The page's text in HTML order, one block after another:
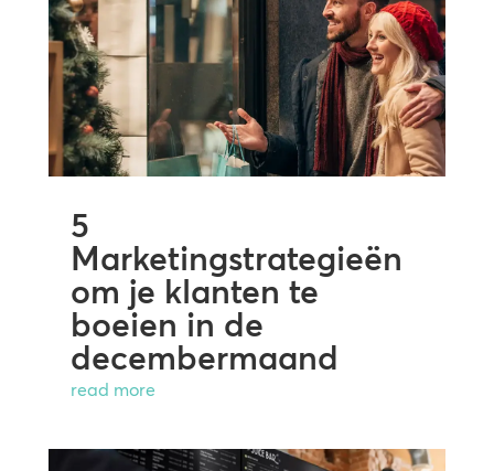
5
Marketingstrategieën
om je klanten te
boeien in de
decembermaand
read more